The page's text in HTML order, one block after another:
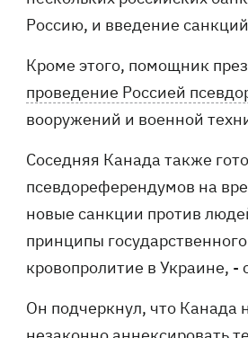
Россию, и введение
Кроме этого, помощник
проведение Россией
вооружений и военной
Соседняя Канада также
псевдореферендумов на
новые санкции против
принципы
кровопролитие в Украине,
Он подчеркнул, что Канада